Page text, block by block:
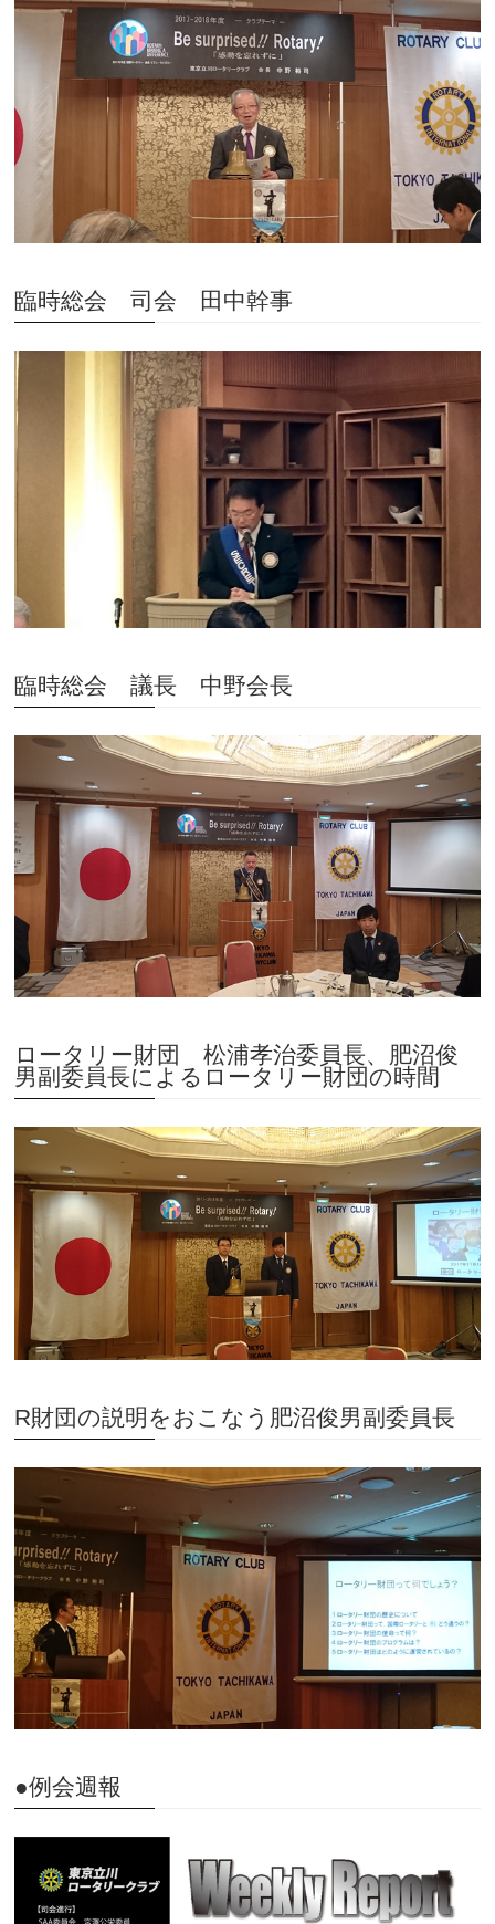
臨時総会 司会 田中幹事
臨時総会 議長 中野会長
ロータリー財団 松浦孝治委員長、肥沼俊
男副委員長によるロータリー財団の時間
R財団の説明をおこなう肥沼俊男副委員長
●例会週報